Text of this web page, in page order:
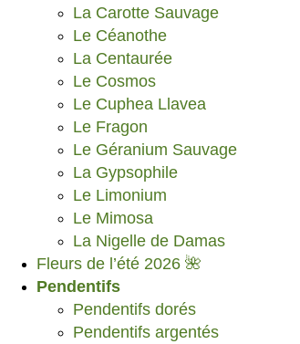
La Carotte Sauvage
Le Céanothe
La Centaurée
Le Cosmos
Le Cuphea Llavea
Le Fragon
Le Géranium Sauvage
La Gypsophile
Le Limonium
Le Mimosa
La Nigelle de Damas
Fleurs de l’été 2026 🌺
Pendentifs
Pendentifs dorés
Pendentifs argentés